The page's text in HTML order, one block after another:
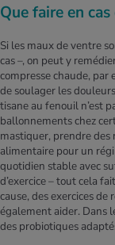
Que faire en
Si les maux de ventre
cas –, on peut y
compresse chaude, par
de soulager les
tisane au fenouil n’est
ballonnements chez
mastiquer, prendre des
alimentaire pour un
quotidien stable avec
d’exercice – tout cela
cause, des exercices
également aider. Dans
des probiotiques